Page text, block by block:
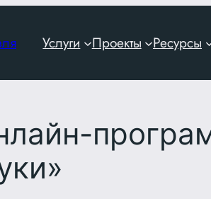
Услуги Проекты Ресурсы